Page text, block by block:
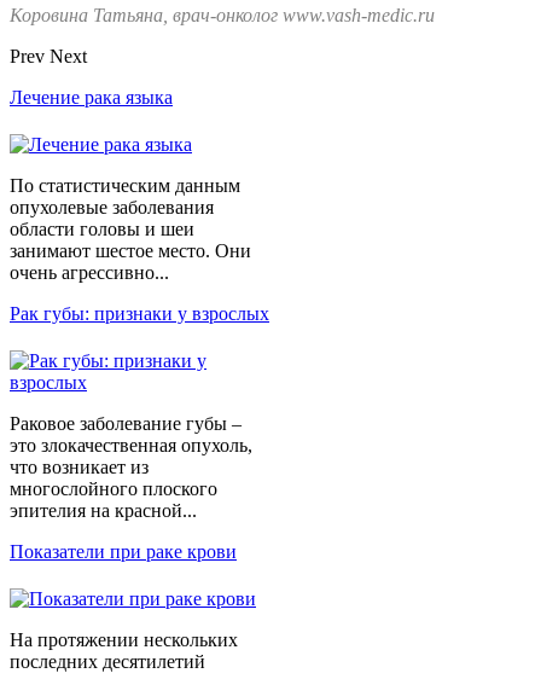
Коровина Татьяна, врач-онколог www.vash-medic.ru
Prev Next
Лечение рака языка
По статистическим данным
опухолевые заболевания
области головы и шеи
занимают шестое место. Они
очень агрессивно...
Рак губы: признаки у взрослых
Раковое заболевание губы –
это злокачественная опухоль,
что возникает из
многослойного плоского
эпителия на красной...
Показатели при раке крови
На протяжении нескольких
последних десятилетий